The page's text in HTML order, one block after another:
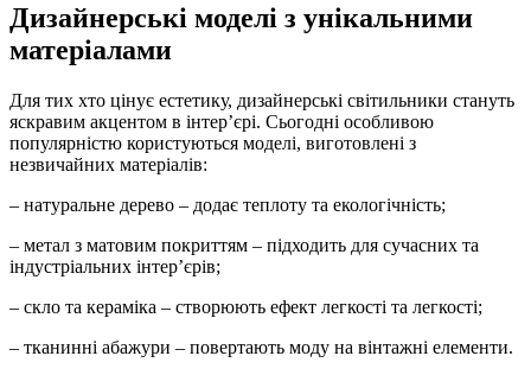
Дизайнерські моделі з унікальними
матеріалами
Для тих хто цінує естетику, дизайнерські світильники стануть
яскравим акцентом в інтер’єрі. Сьогодні особливою
популярністю користуються моделі, виготовлені з
незвичайних матеріалів:
– натуральне дерево – додає теплоту та екологічність;
– метал з матовим покриттям – підходить для сучасних та
індустріальних інтер’єрів;
– скло та кераміка – створюють ефект легкості та легкості;
– тканинні абажури – повертають моду на вінтажні елементи.